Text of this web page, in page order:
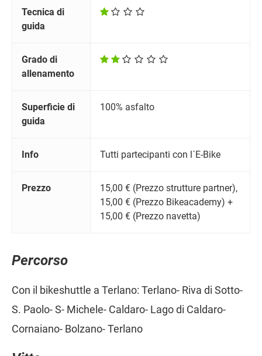
Tecnica di
guida
Grado di
allenamento
Superficie di
guida
100% asfalto
Info Tutti partecipanti con l´E-Bike
Prezzo
15,00 € (Prezzo strutture partner),
15,00 € (Prezzo Bikeacademy) +
15,00 € (Prezzo navetta)
Percorso
Con il bikeshuttle a Terlano: Terlano- Riva di Sotto-
S. Paolo- S- Michele- Caldaro- Lago di Caldaro-
Cornaiano- Bolzano- Terlano